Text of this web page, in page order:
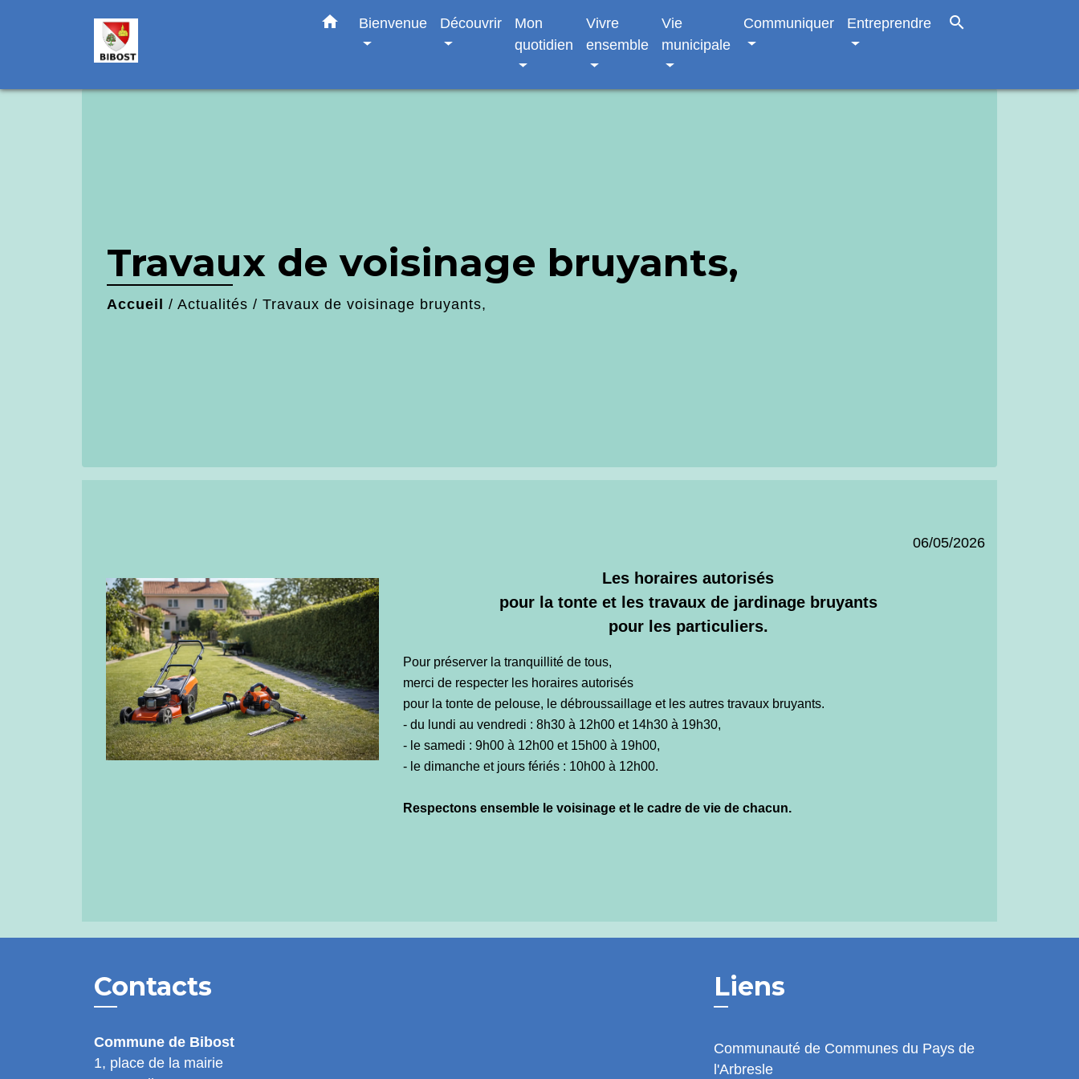
home Bienvenue Découvrir
Mon
quotidien
Vivre
ensemble
Vie
municipale
Communiquer Entreprendre search
Travaux de voisinage bruyants,
Accueil / Actualités / Travaux de voisinage bruyants,
06/05/2026
Les horaires autorisés
pour la tonte et les travaux de jardinage bruyants
pour les particuliers.
Pour préserver la tranquillité de tous,
merci de respecter les horaires autorisés
pour la tonte de pelouse, le débroussaillage et les autres travaux bruyants.
- du lundi au vendredi : 8h30 à 12h00 et 14h30 à 19h30,
- le samedi : 9h00 à 12h00 et 15h00 à 19h00,
- le dimanche et jours fériés : 10h00 à 12h00.
Respectons ensemble le voisinage et le cadre de vie de chacun.
Contacts
Commune de Bibost
1, place de la mairie
Liens
Communauté de Communes du Pays de
l'Arbresle